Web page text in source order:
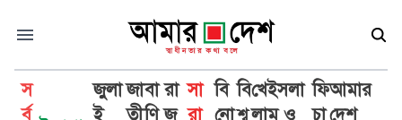
স
র্ব
জুলা
ই
জা
তী
বা
ণি
রা
জ
সা
রা
বি
নো
বি
শ্ব
খে
লা
ইসলা
ম ও
ফি
চা
আমার
দেশ